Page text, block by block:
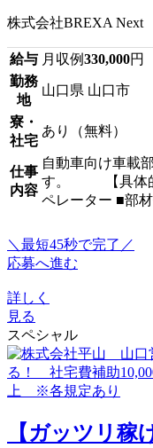
株式会社BREXA Next
給与 月収例330,000円
勤務
地
山口県 山口市
寮・
社宅
あり（無料）
仕事
内容
自動車向け車載
す。 【具体的
ペレーター ■部
＼最短45秒で完了／
応募へ進む
詳しく
見る
スペシャル
【ガッツリ稼